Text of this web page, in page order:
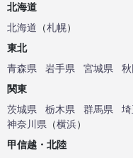
北海道
北海道 （札幌）
東北
青森県
岩手県 宮城県
関東
茨城県
栃木県 群馬県
神奈川県 （横浜）
甲信越・北陸